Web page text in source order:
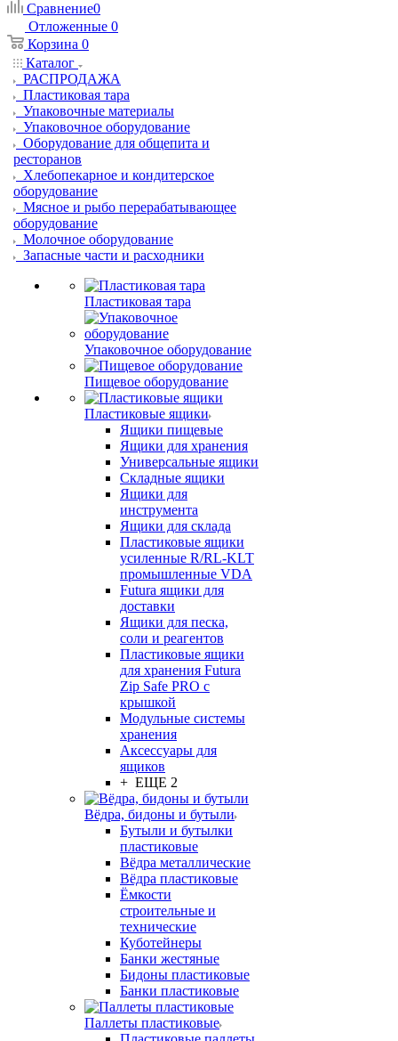
Сравнение0
Отложенные 0
Корзина 0
Каталог
РАСПРОДАЖА
Пластиковая тара
Упаковочные материалы
Упаковочное оборудование
Оборудование для общепита и
ресторанов
Хлебопекарное и кондитерское
оборудование
Мясное и рыбо перерабатывающее
оборудование
Молочное оборудование
Запасные части и расходники
Пластиковая тара
Упаковочное оборудование
Пищевое оборудование
Пластиковые ящики
Ящики пищевые
Ящики для хранения
Универсальные ящики
Складные ящики
Ящики для
инструмента
Ящики для склада
Пластиковые ящики
усиленные R/RL-KLT
промышленные VDA
Futura ящики для
доставки
Ящики для песка,
соли и реагентов
Пластиковые ящики
для хранения Futura
Zip Safe PRO с
крышкой
Модульные системы
хранения
Аксессуары для
ящиков
+ ЕЩЕ 2
Вёдра, бидоны и бутыли
Бутыли и бутылки
пластиковые
Вёдра металлические
Вёдра пластиковые
Ёмкости
строительные и
технические
Куботейнеры
Банки жестяные
Бидоны пластиковые
Банки пластиковые
Паллеты пластиковые